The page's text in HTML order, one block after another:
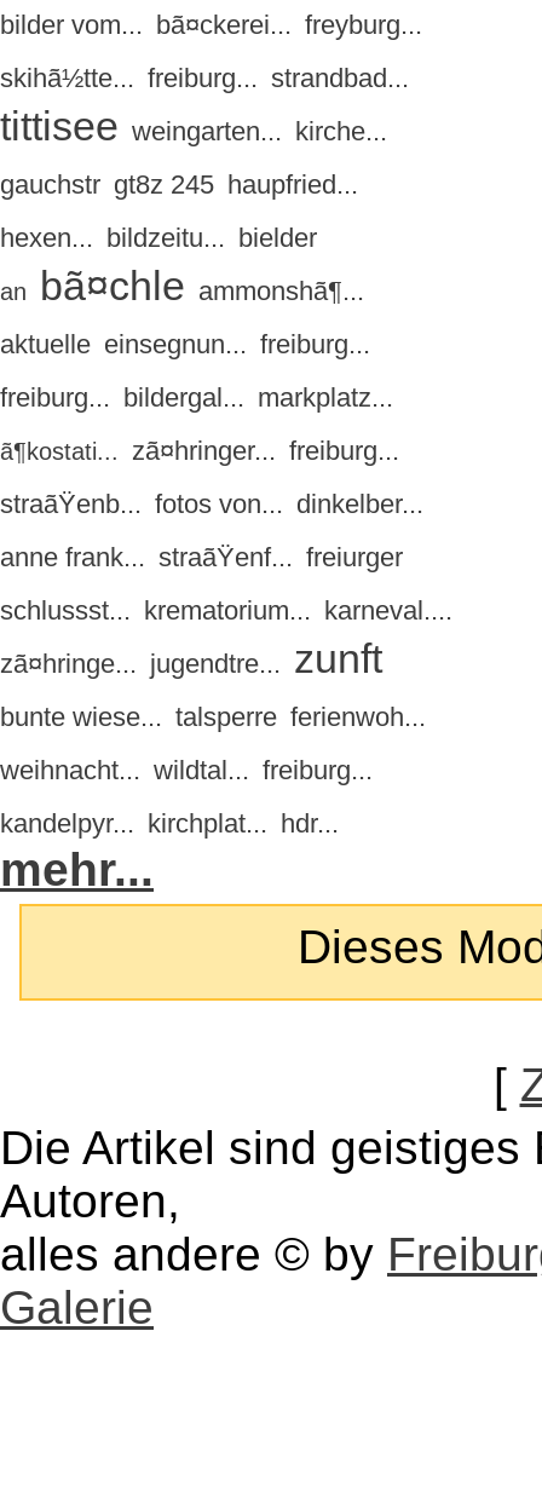
bilder vom... bã¤ckerei... freyburg...
skihã½tte... freiburg... strandbad...
tittisee weingarten... kirche...
gauchstr gt8z 245 haupfried...
hexen... bildzeitu... bielder
an bã¤chle ammonshã¶...
aktuelle einsegnun... freiburg...
freiburg... bildergal... markplatz...
ã¶kostati... zã¤hringer... freiburg...
straãŸenb... fotos von... dinkelber...
anne frank... straãŸenf... freiurger
schlussst... krematorium... karneval....
zã¤hringe... jugendtre... zunft
bunte wiese... talsperre ferienwoh...
weihnacht... wildtal... freiburg...
kandelpyr... kirchplat... hdr...
mehr...
Dieses
[
Die Artikel sind
Autoren,
alles andere © by
Galerie